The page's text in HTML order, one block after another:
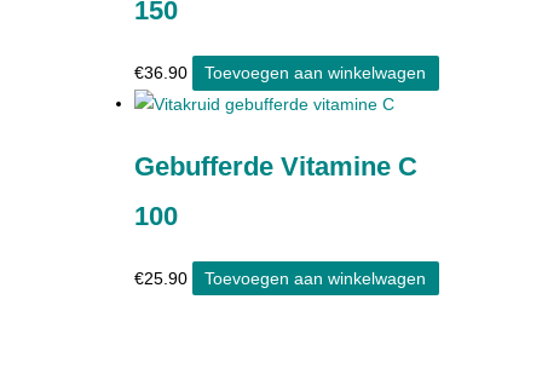
150
€36.90 Toevoegen aan winkelwagen
Gebufferde Vitamine C
100
€25.90 Toevoegen aan winkelwagen